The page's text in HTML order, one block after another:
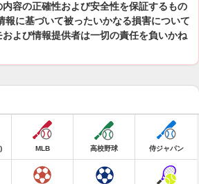
容の正確性および安全性を保証するもの
報に基づいて被ったいかなる損害について
よび情報提供者は一切の責任を負いかね
MLB 高校野球 侍ジャパン